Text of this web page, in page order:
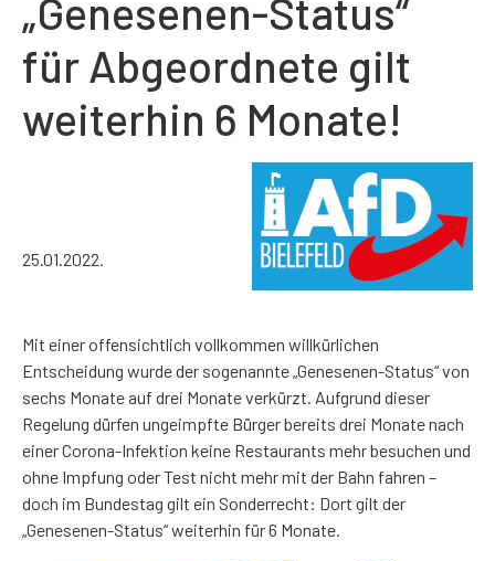
„Genesenen-Status“
für Abgeordnete gilt
weiterhin 6 Monate!
25.01.2022.
Mit einer offensichtlich vollkommen willkürlichen
Entscheidung wurde der sogenannte „Genesenen-Status“ von
sechs Monate auf drei Monate verkürzt. Aufgrund dieser
Regelung dürfen ungeimpfte Bürger bereits drei Monate nach
einer Corona-Infektion keine Restaurants mehr besuchen und
ohne Impfung oder Test nicht mehr mit der Bahn fahren –
doch im Bundestag gilt ein Sonderrecht: Dort gilt der
„Genesenen-Status“ weiterhin für 6 Monate.